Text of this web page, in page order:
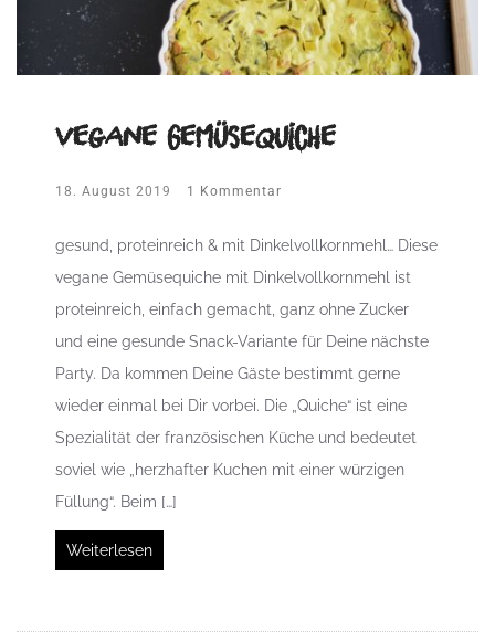
vegane Gemüsequiche
18. August 2019 1 Kommentar
gesund, proteinreich & mit Dinkelvollkornmehl… Diese
vegane Gemüsequiche mit Dinkelvollkornmehl ist
proteinreich, einfach gemacht, ganz ohne Zucker
und eine gesunde Snack-Variante für Deine nächste
Party. Da kommen Deine Gäste bestimmt gerne
wieder einmal bei Dir vorbei. Die „Quiche“ ist eine
Spezialität der französischen Küche und bedeutet
soviel wie „herzhafter Kuchen mit einer würzigen
Füllung“. Beim […]
Weiterlesen